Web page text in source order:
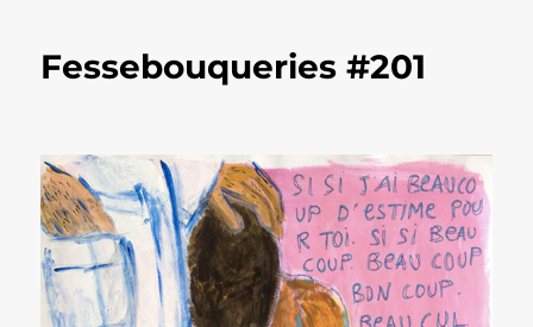
Fessebouqueries #201